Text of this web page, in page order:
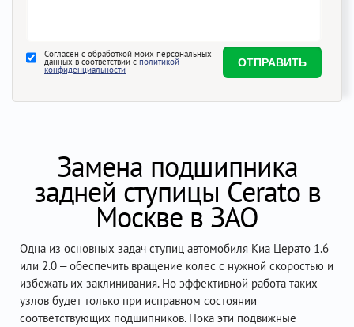
Согласен с обработкой моих персональных
данных в соответствии с политикой
конфиденциальности
Замена подшипника
задней ступицы Cerato в
Москве в ЗАО
Одна из основных задач ступиц автомобиля Киа Церато 1.6
или 2.0 – обеспечить вращение колес с нужной скоростью и
избежать их заклинивания. Но эффективной работа таких
узлов будет только при исправном состоянии
соответствующих подшипников. Пока эти подвижные